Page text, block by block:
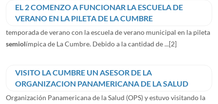
EL 2 COMENZO A FUNCIONAR LA ESCUELA DE
VERANO EN LA PILETA DE LA CUMBRE
temporada de verano con la escuela de verano municipal en la pileta
semiolímpica de La Cumbre. Debido a la cantidad de ...[2]
VISITO LA CUMBRE UN ASESOR DE LA
ORGANIZACION PANAMERICANA DE LA SALUD
Organización Panamericana de la Salud (OPS) y estuvo visitando la